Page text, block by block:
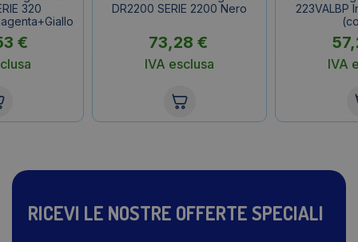
320
€
DR2200 SERIE 2200 Nero
73,28 €
IVA esclusa
223VALBP
IVA
RICEVI LE NOSTRE OFFERTE SPECIALI